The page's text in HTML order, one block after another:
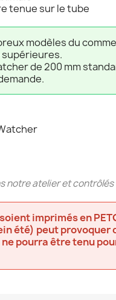
tenue sur le tube
modèles du
de 200 mm
notre atelier et
imprimés en
été) peut
pourra être tenu